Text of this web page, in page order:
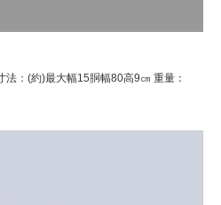
：(約)最大幅15胴幅80高9㎝ 重量：